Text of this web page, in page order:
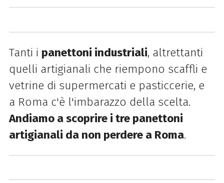
Tanti i panettoni industriali, altrettanti
quelli artigianali che riempono scaffli e
vetrine di supermercati e pasticcerie, e
a Roma c'è l'imbarazzo della scelta.
Andiamo a scoprire i tre panettoni
artigianali da non perdere a Roma.